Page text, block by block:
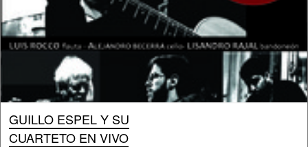
GUILLO ESPEL Y SU
CUARTETO EN VIVO